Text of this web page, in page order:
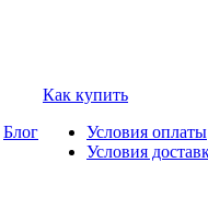
Блог
Как купить
Условия оплаты
Условия